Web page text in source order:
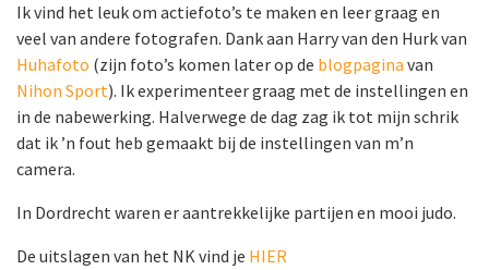
Ik vind het leuk om actiefoto’s te maken en leer graag en
veel van andere fotografen. Dank aan Harry van den Hurk van
Huhafoto (zijn foto’s komen later op de blogpagina van
Nihon Sport). Ik experimenteer graag met de instellingen en
in de nabewerking. Halverwege de dag zag ik tot mijn schrik
dat ik ’n fout heb gemaakt bij de instellingen van m’n
camera.
In Dordrecht waren er aantrekkelijke partijen en mooi judo.
De uitslagen van het NK vind je HIER